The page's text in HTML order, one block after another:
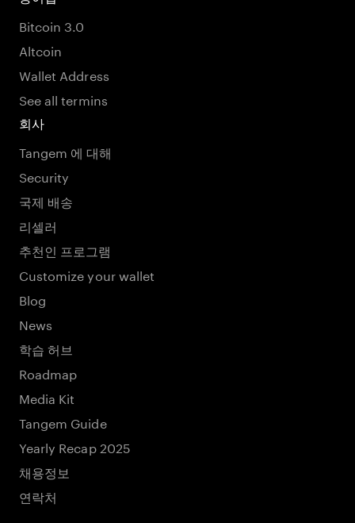
Bitcoin 3.0
Altcoin
Wallet Address
See all termins
회사
Tangem 에 대해
Security
국제 배송
리셀러
추천인 프로그램
Customize your wallet
Blog
News
학습 허브
Roadmap
Media Kit
Tangem Guide
Yearly Recap 2025
채용정보
연락처